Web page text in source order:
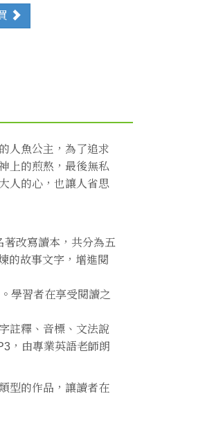
人魚公主，為了追求
上的煎熬，最後無私
人的心，也讓人省思
著改寫讀本，共分為五
的故事文字，增進閱
學習者在享受閱讀之
註釋、音標、文法說
，由專業英語老師朗
型的作品，讓讀者在